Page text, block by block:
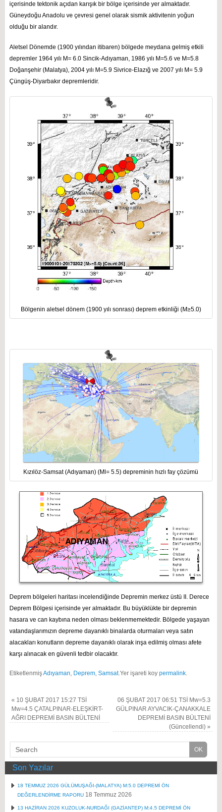
içerisinde tektonik açıdan karışık bir bölge içerisinde yer almaktadır.
Güneydoğu Anadolu ve çevresi genel olarak sismik aktivitenin yoğun
olduğu bir alandır.
Aletsel Dönemde (1900 yılından itibaren) bölgede meydana gelmiş etkili
depremler 1964 yılı M= 6.0 Sincik-Adıyaman, 1986 yılı M=5.6 ve M=5.8
Doğanşehir (Malatya), 2004 yılı M=5.9 Sivrice-Elazığ ve 2007 yılı M= 5.9
Çüngüş-Diyarbakır depremleridir.
Bölgenin aletsel dönem (1900 yılı sonrası) deprem etkinliği (M≥5.0)
Kızılöz-Samsat (Adıyaman) (Ml= 5.5) depreminin hızlı fay çözümü
Deprem bölgeleri haritası incelendiğinde Depremin merkez üstü II. Derece
Deprem Bölgesi içerisinde yer almaktadır. Bu büyüklükte bir depremin
hasara ve can kaybına neden olması beklenmemektedir. Bölgede yaşayan
vatandaşlarımızın depreme dayanıklı binalarda oturmaları veya satın
alacakları konutların depreme dayanıklı olarak inşa edilmiş olması afete
karşı alınacak en güvenli tedbir olacaktır.
EtiketlenmişAdıyaman, Deprem, Samsat.Yer işareti koy permalink.
« 10 ŞUBAT 2017 15:27 TSİ
Mw=4.5 ÇATALPINAR-ELEŞKİRT-
AĞRI DEPREMİ BASIN BÜLTENİ
06 ŞUBAT 2017 06:51 TSİ Mw=5.3
GÜLPINAR AYVACIK-ÇANAKKALE
DEPREMİ BASIN BÜLTENİ
(Güncellendi)»
Son Yazılar
18 TEMMUZ 2026 GÜLÜMUŞAĞI-(MALATYA) M:5.0 DEPREMİ ÖN
DEĞERLENDİRME RAPORU 18 Temmuz 2026
13 HAZİRAN 2026 KUZOLUK-NURDAĞI (GAZİANTEP) M:4.5 DEPREMİ ÖN